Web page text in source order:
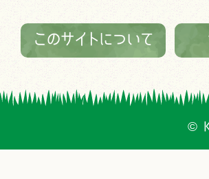
このサイトについて
©